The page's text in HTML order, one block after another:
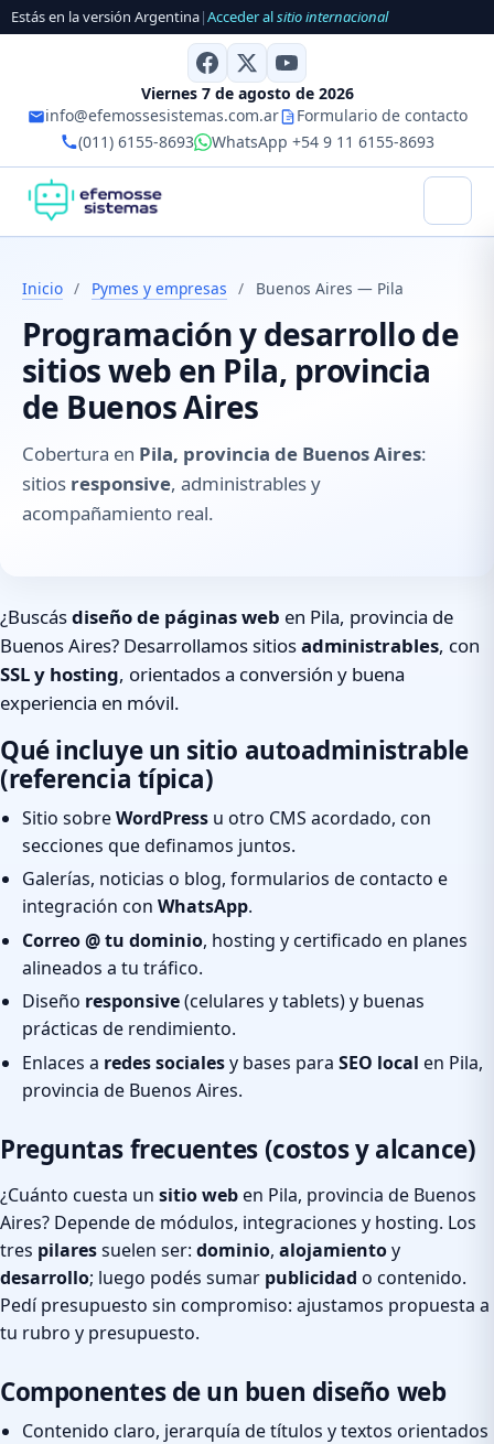
Estás en la versión Argentina|Acceder alsitio internacional
Viernes 7 de agosto de 2026
info@efemossesistemas.com.ar
Formulario de contacto
(011) 6155-8693
WhatsApp +54 9 11 6155-8693
Inicio / Pymes y empresas / Buenos Aires — Pila
Programación y desarrollo de
sitios web en Pila, provincia
de Buenos Aires
Cobertura en Pila, provincia de Buenos Aires:
sitios responsive, administrables y
acompañamiento real.
¿Buscásdiseño de páginas web en Pila, provincia de
Buenos Aires? Desarrollamos sitiosadministrables, con
SSL y hosting, orientados a conversión y buena
experiencia en móvil.
Qué incluye un sitio autoadministrable
(referencia típica)
Sitio sobreWordPress u otro CMS acordado, con
secciones que definamos juntos.
Galerías, noticias o blog, formularios de contacto e
integración con WhatsApp.
Correo @ tu dominio, hosting y certificado en planes
alineados a tu tráfico.
Diseño responsive(celulares y tablets) y buenas
prácticas de rendimiento.
Enlaces a redes socialesy bases para SEO local en Pila,
provincia de Buenos Aires.
Preguntas frecuentes (costos y alcance)
¿Cuánto cuesta un sitio weben Pila, provincia de Buenos
Aires? Depende de módulos, integraciones y hosting. Los
tres pilaressuelen ser: dominio, alojamientoy
desarrollo; luego podés sumar publicidad o contenido.
Pedí presupuesto sin compromiso: ajustamos propuesta a
tu rubro y presupuesto.
Componentes de un buen diseño web
Contenido claro, jerarquía de títulos y textos orientados